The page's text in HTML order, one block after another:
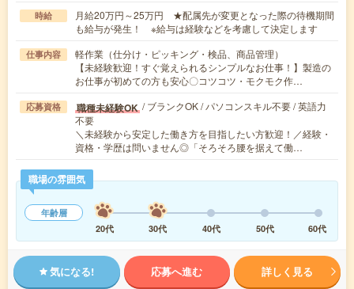
時給
月給20万円～25万円 ★配属先が変更となった際の待機期間
も給与が発生！ ※給与は経験などを考慮して決定します
仕事内容
軽作業（仕分け・ピッキング・検品、商品管理）
【未経験歓迎！すぐ覚えられるシンプルなお仕事！】製造の
お仕事が初めての方も安心〇コツコツ・モクモク作…
応募資格 職種未経験OK / ブランクOK / パソコンスキル不要 / 英語力
不要
＼未経験から安定した働き方を目指したい方歓迎！／経験・
資格・学歴は問いません◎「そろそろ腰を据えて働…
職場の雰囲気
年齢層
20代
30代 40代 50代 60代
気になる! 応募へ進む 詳しく見る